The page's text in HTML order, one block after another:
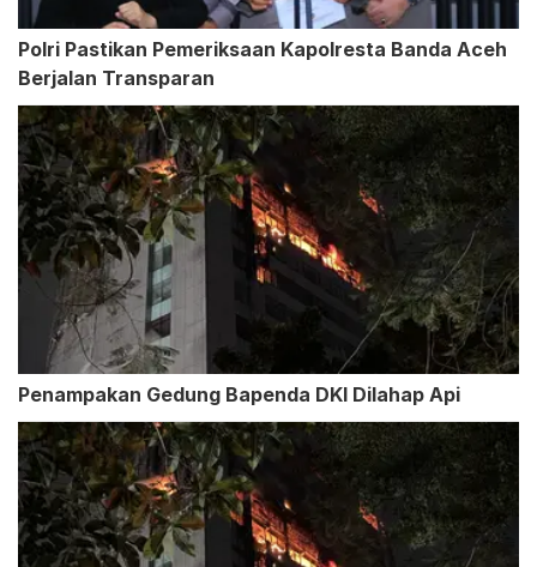
Polri Pastikan Pemeriksaan Kapolresta Banda Aceh
Berjalan Transparan
Penampakan Gedung Bapenda DKI Dilahap Api